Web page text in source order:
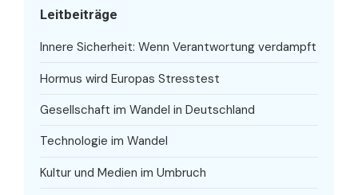
Leitbeiträge
Innere Sicherheit: Wenn Verantwortung verdampft
Hormus wird Europas Stresstest
Gesellschaft im Wandel in Deutschland
Technologie im Wandel
Kultur und Medien im Umbruch